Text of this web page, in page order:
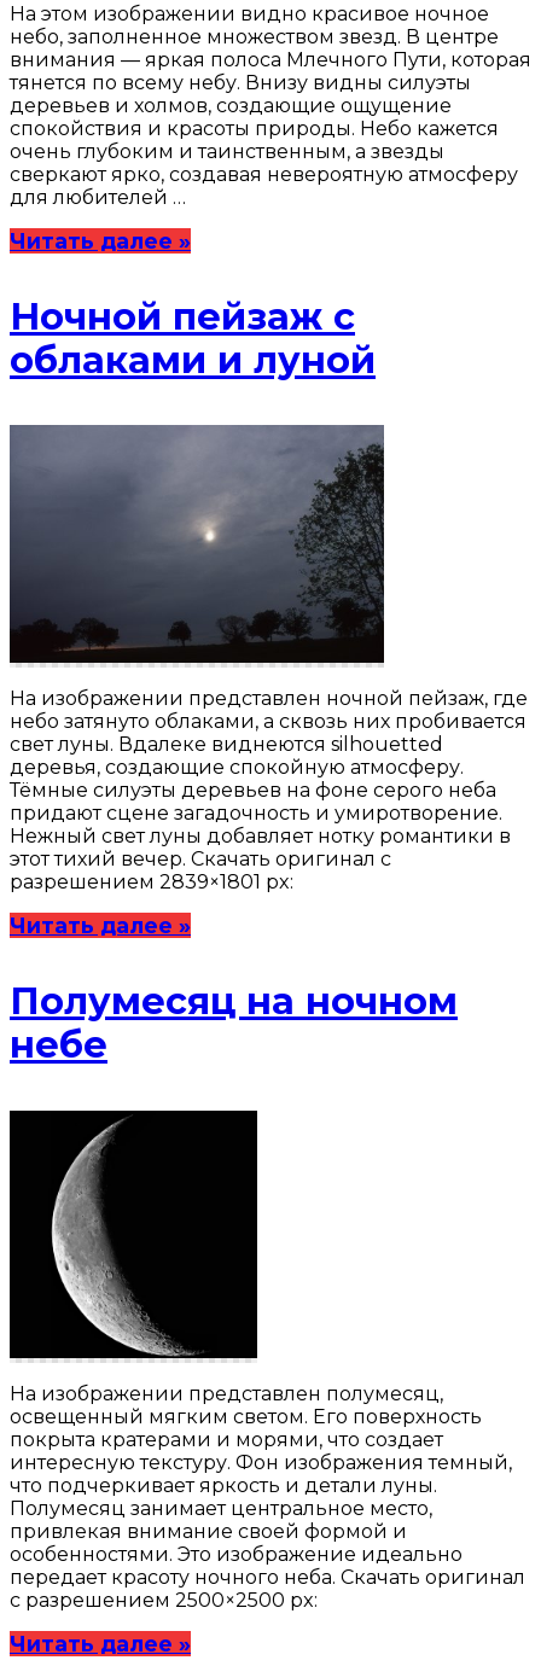
На этом изображении видно красивое ночное
небо, заполненное множеством звезд. В центре
внимания — яркая полоса Млечного Пути, которая
тянется по всему небу. Внизу видны силуэты
деревьев и холмов, создающие ощущение
спокойствия и красоты природы. Небо кажется
очень глубоким и таинственным, а звезды
сверкают ярко, создавая невероятную атмосферу
для любителей …
Читать далее »
Ночной пейзаж с
облаками и луной
На изображении представлен ночной пейзаж, где
небо затянуто облаками, а сквозь них пробивается
свет луны. Вдалеке виднеются silhouetted
деревья, создающие спокойную атмосферу.
Тёмные силуэты деревьев на фоне серого неба
придают сцене загадочность и умиротворение.
Нежный свет луны добавляет нотку романтики в
этот тихий вечер. Скачать оригинал с
разрешением 2839×1801 px:
Читать далее »
Полумесяц на ночном
небе
На изображении представлен полумесяц,
освещенный мягким светом. Его поверхность
покрыта кратерами и морями, что создает
интересную текстуру. Фон изображения темный,
что подчеркивает яркость и детали луны.
Полумесяц занимает центральное место,
привлекая внимание своей формой и
особенностями. Это изображение идеально
передает красоту ночного неба. Скачать оригинал
с разрешением 2500×2500 px:
Читать далее »